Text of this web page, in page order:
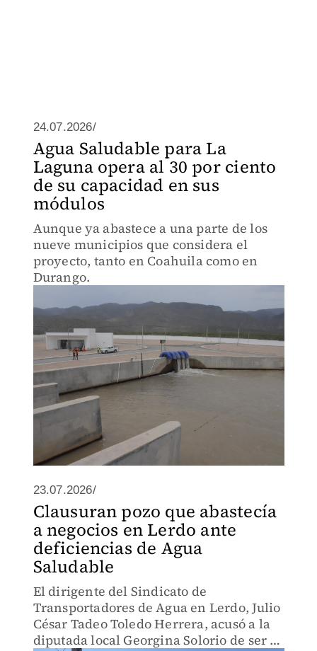
24.07.2026/
Agua Saludable para La
Laguna opera al 30 por ciento
de su capacidad en sus
módulos
Aunque ya abastece a una parte de los
nueve municipios que considera el
proyecto, tanto en Coahuila como en
Durango.
23.07.2026/
Clausuran pozo que abastecía
a negocios en Lerdo ante
deficiencias de Agua
Saludable
El dirigente del Sindicato de
Transportadores de Agua en Lerdo, Julio
César Tadeo Toledo Herrera, acusó a la
diputada local Georgina Solorio de ser la